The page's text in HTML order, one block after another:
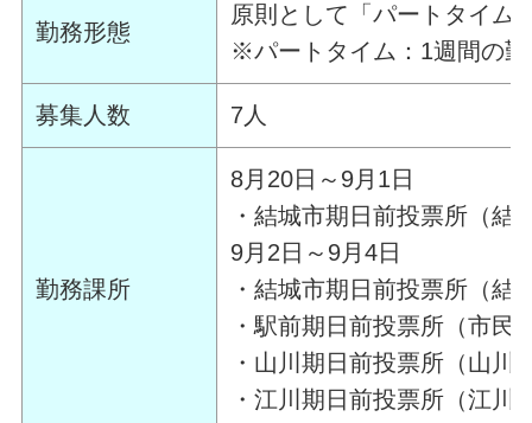
勤務形態
原則として「パートタイム
※パートタイム：1週間の
募集人数 7人
勤務課所
8月20日～9月1日
・結城市期日前投票所（結
9月2日～9月4日
・結城市期日前投票所（結
・駅前期日前投票所（市民
・山川期日前投票所（山川
・江川期日前投票所（江川